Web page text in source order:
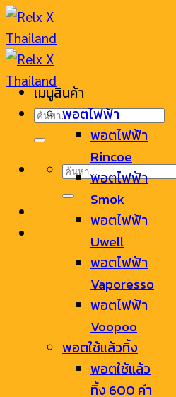
Skip
to
content
ค้นหา:
ค้นหา:
เมนูสินค้า
พอตไฟฟ้า
พอตไฟฟ้า
Rincoe
พอตไฟฟ้า
Smok
พอตไฟฟ้า
Uwell
พอตไฟฟ้า
Vaporesso
พอตไฟฟ้า
Voopoo
พอตใช้แล้วทิ้ง
พอตใช้แล้ว
ทิ้ง 600 คำ